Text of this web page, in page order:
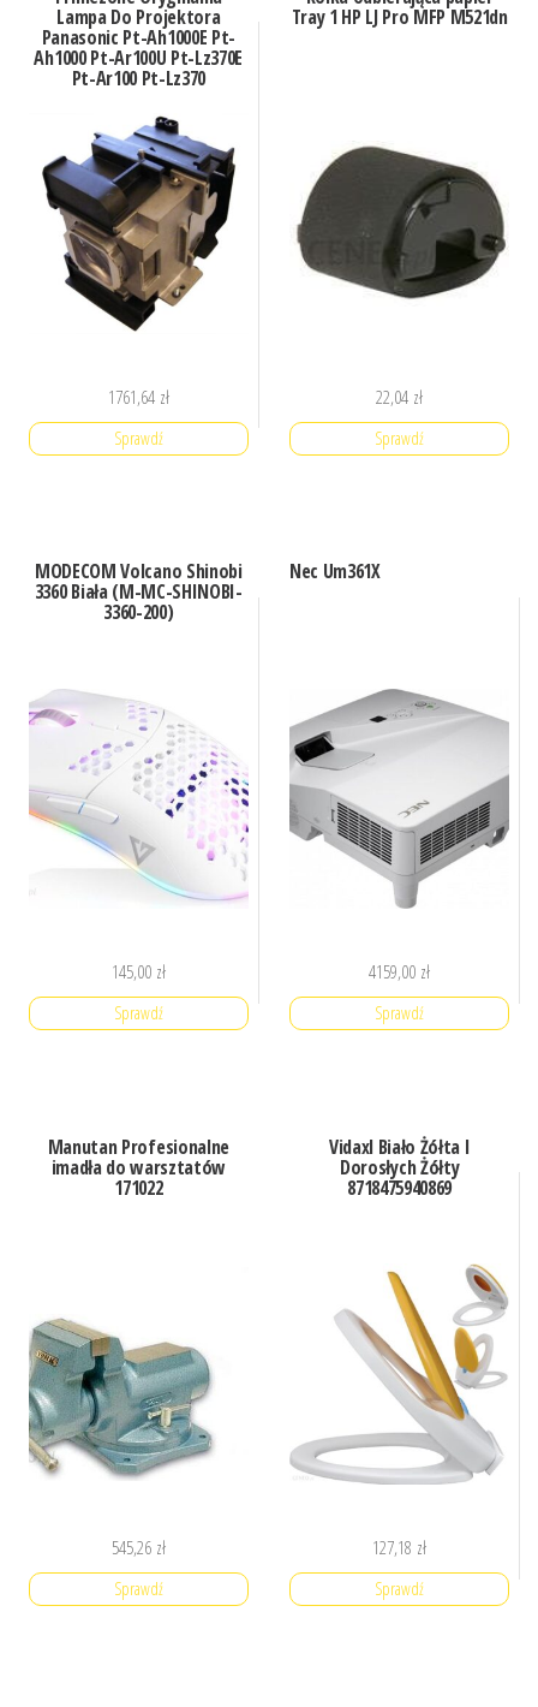
Lampa Do Projektora
Panasonic Pt-Ah1000E Pt-
Ah1000 Pt-Ar100U Pt-Lz370E
Pt-Ar100 Pt-Lz370
1761,64 zł
Sprawdź
Tray 1 HP LJ Pro MFP M521dn
22,04 zł
Sprawdź
MODECOM Volcano Shinobi
3360 Biała (M-MC-SHINOBI-
3360-200)
145,00 zł
Sprawdź
Nec Um361X
4159,00 zł
Sprawdź
Manutan Profesionalne
imadła do warsztatów
171022
545,26 zł
Sprawdź
Vidaxl Biało Żółta I
Dorosłych Żółty
8718475940869
127,18 zł
Sprawdź